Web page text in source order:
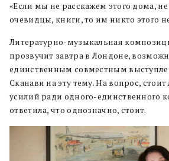
«Если мы не расскажем этого дома, не
очевидцы, книги, то им никто этого
Литературно-музыкальная
прозвучит завтра в Лондоне,
единственным совместным
Сканави на эту тему. На вопрос, стоит
усилий ради одного-единственного
ответила, что однозначно, стоит.